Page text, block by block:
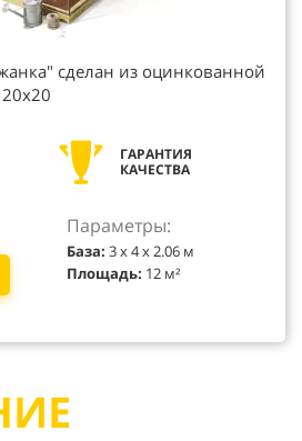
сделан из оцинкованной
ГАРАНТИЯ
КАЧЕСТВА
Параметры:
База: 3 х 4 х 2.06 м
Площадь: 12 м²